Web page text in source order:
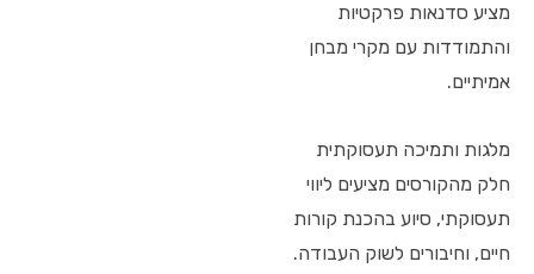
מציע סדנאות פרקטיות
והתמודדות עם מקרי מבחן
אמיתיים.
מלגות ותמיכה תעסוקתית
חלק מהקורסים מציעים ליווי
תעסוקתי, סיוע בהכנת קורות
חיים, וחיבורים לשוק העבודה.